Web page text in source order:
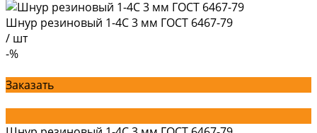
Шнур резиновый 1-4С 3 мм ГОСТ 6467-79
/ шт
-%
Заказать